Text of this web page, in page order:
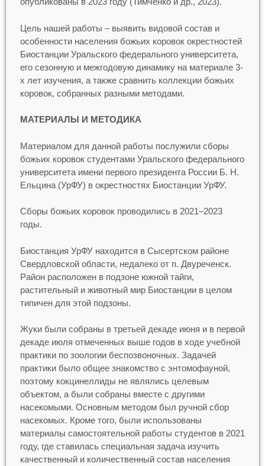
Цель нашей работы – выявить видовой состав и
особенности населения божьих коровок окрестностей
Биостанции Уральского федерального университета,
его сезонную и межгодовую динамику на материале 3-
х лет изучения, а также сравнить коллекции божьих
коровок, собранных разными методами.
МАТЕРИАЛЫ И МЕТОДИКА
Материалом для данной работы послужили сборы
божьих коровок студентами Уральского федерального
университета имени первого президента России Б. Н.
Ельцина (УрФУ) в окрестностях Биостанции УрФУ.
Сборы божьих коровок проводились в 2021–2023
годы.
Биостанция УрФУ находится в Сысертском районе
Свердловской области, недалеко от п. Двуреченск.
Район расположен в подзоне южной тайги,
растительный и животный мир Биостанции в целом
типичен для этой подзоны.
Жуки были собраны в третьей декаде июня и в первой
декаде июля отмеченных выше годов в ходе учебной
практики по зоологии беспозвоночных. Задачей
практики было общее знакомство с энтомофауной,
поэтому кокцинеллиды не являлись целевым
объектом, а были собраны вместе с другими
насекомыми. Основным методом был ручной сбор
насекомых. Кроме того, были использованы
материалы самостоятельной работы студентов в 2021
году, где ставилась специальная задача изучить
качественный и количественный состав населения